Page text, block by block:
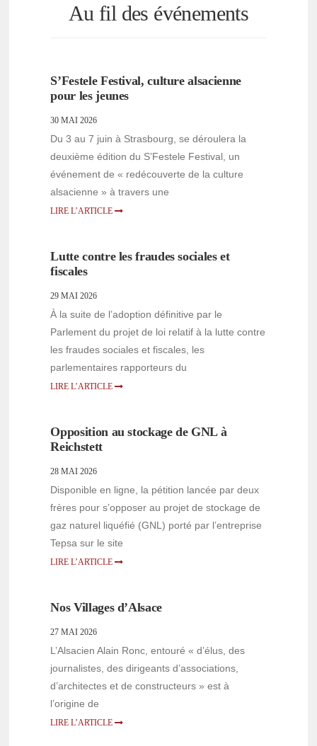
Au fil des événements
S’Festele Festival, culture alsacienne
pour les jeunes
30 MAI 2026
Du 3 au 7 juin à Strasbourg, se déroulera la
deuxième édition du S’Festele Festival, un
événement de « redécouverte de la culture
alsacienne » à travers une
LIRE L’ARTICLE
Lutte contre les fraudes sociales et
fiscales
29 MAI 2026
À la suite de l’adoption définitive par le
Parlement du projet de loi relatif à la lutte contre
les fraudes sociales et fiscales, les
parlementaires rapporteurs du
LIRE L’ARTICLE
Opposition au stockage de GNL à
Reichstett
28 MAI 2026
Disponible en ligne, la pétition lancée par deux
frères pour s’opposer au projet de stockage de
gaz naturel liquéfié (GNL) porté par l’entreprise
Tepsa sur le site
LIRE L’ARTICLE
Nos Villages d’Alsace
27 MAI 2026
L’Alsacien Alain Ronc, entouré « d’élus, des
journalistes, des dirigeants d’associations,
d’architectes et de constructeurs » est à
l’origine de
LIRE L’ARTICLE